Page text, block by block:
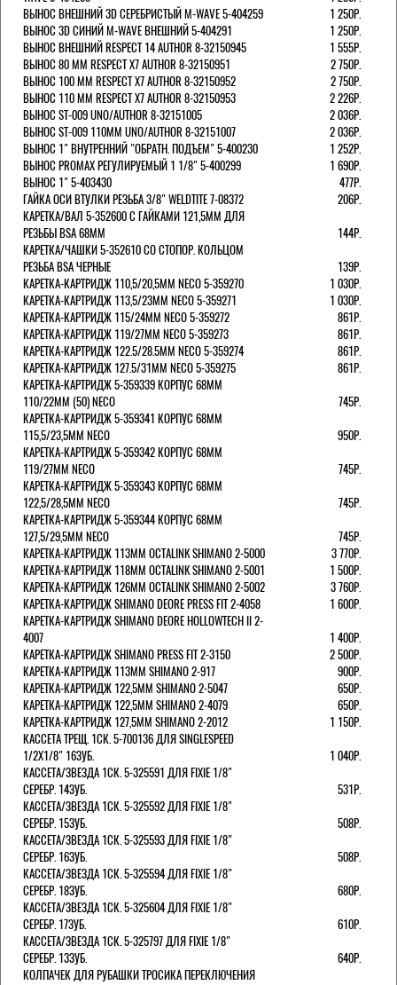
ВЫНОС ВНЕШНИЙ 3D СЕРЕБРИСТЫЙ M-WAVE 5-404259
1 250Р.
ВЫНОС 3D СИНИЙ M-WAVE ВНЕШНИЙ 5-404291
1 250Р.
ВЫНОС ВНЕШНИЙ RESPECT 14 AUTHOR 8-32150945
1 555Р.
ВЫНОС 80 ММ RESPECT Х7 AUTHOR 8-32150951
2 750Р.
ВЫНОС 100 ММ RESPECT Х7 AUTHOR 8-32150952
2 750Р.
ВЫНОС 110 ММ RESPECT Х7 AUTHOR 8-32150953
2 226Р.
ВЫНОС ST-009 UNO/AUTHOR 8-32151005
2 036Р.
ВЫНОС ST-009 110ММ UNO/AUTHOR 8-32151007
2 036Р.
ВЫНОС 1" ВНУТРЕННИЙ "ОБРАТН. ПОДЪЕМ" 5-400230
1 252Р.
ВЫНОС PROMAX РЕГУЛИРУЕМЫЙ 1 1/8" 5-400299
1 690Р.
ВЫНОС 1" 5-403430
477Р.
ГАЙКА ОСИ ВТУЛКИ РЕЗЬБА 3/8" WELDTITE 7-08372
206Р.
КАРЕТКА/ВАЛ 5-352600 С ГАЙКАМИ 121,5ММ ДЛЯ
РЕЗЬБЫ BSA 68ММ
144Р.
КАРЕТКА/ЧАШКИ 5-352610 СО СТОПОР. КОЛЬЦОМ
РЕЗЬБА BSA ЧЕРНЫЕ
139Р.
КАРЕТКА-КАРТРИДЖ 110,5/20,5ММ NECO 5-359270
1 030Р.
КАРЕТКА-КАРТРИДЖ 113,5/23ММ NECO 5-359271
1 030Р.
КАРЕТКА-КАРТРИДЖ 115/24ММ NECO 5-359272
861Р.
КАРЕТКА-КАРТРИДЖ 119/27ММ NECO 5-359273
861Р.
КАРЕТКА-КАРТРИДЖ 122.5/28.5ММ NECO 5-359274
861Р.
КАРЕТКА-КАРТРИДЖ 127.5/31ММ NECO 5-359275
861Р.
КАРЕТКА-КАРТРИДЖ 5-359339 КОРПУС 68ММ
110/22ММ (50) NECO
745Р.
КАРЕТКА-КАРТРИДЖ 5-359341 КОРПУС 68ММ
115,5/23,5ММ NECO
950Р.
КАРЕТКА-КАРТРИДЖ 5-359342 КОРПУС 68ММ
119/27ММ NECO
745Р.
КАРЕТКА-КАРТРИДЖ 5-359343 КОРПУС 68ММ
122,5/28,5ММ NECO
745Р.
КАРЕТКА-КАРТРИДЖ 5-359344 КОРПУС 68ММ
127,5/29,5ММ NECO
745Р.
КАРЕТКА-КАРТРИДЖ 113ММ OCTALINK SHIMANO 2-5000
3 770Р.
КАРЕТКА-КАРТРИДЖ 118ММ OCTALINK SHIMANO 2-5001
1 500Р.
КАРЕТКА-КАРТРИДЖ 126ММ OCTALINK SHIMANO 2-5002
3 760Р.
КАРЕТКА-КАРТРИДЖ SHIMANO DEORE PRESS FIT 2-4058
1 600Р.
КАРЕТКА-КАРТРИДЖ SHIMANO DEORE HOLLOWTECH II 2-
4007
1 400Р.
КАРЕТКА-КАРТРИДЖ SHIMANO PRESS FIT 2-3150
2 500Р.
КАРЕТКА-КАРТРИДЖ 113ММ SHIMANO 2-917
900Р.
КАРЕТКА-КАРТРИДЖ 122,5ММ SHIMANO 2-5047
650Р.
КАРЕТКА-КАРТРИДЖ 122,5ММ SHIMANO 2-4079
650Р.
КАРЕТКА-КАРТРИДЖ 127,5ММ SHIMANO 2-2012
1 150Р.
КАССЕТА ТРЕЩ. 1СК. 5-700136 ДЛЯ SINGLESPEED
1/2X1/8" 16ЗУБ.
1 040Р.
КАССЕТА/ЗВЕЗДА 1СК. 5-325591 ДЛЯ FIXIE 1/8"
СЕРЕБР. 14ЗУБ.
531Р.
КАССЕТА/ЗВЕЗДА 1СК. 5-325592 ДЛЯ FIXIE 1/8"
СЕРЕБР. 15ЗУБ.
508Р.
КАССЕТА/ЗВЕЗДА 1СК. 5-325593 ДЛЯ FIXIE 1/8"
СЕРЕБР. 16ЗУБ.
508Р.
КАССЕТА/ЗВЕЗДА 1СК. 5-325594 ДЛЯ FIXIE 1/8"
СЕРЕБР. 18ЗУБ.
680Р.
КАССЕТА/ЗВЕЗДА 1СК. 5-325604 ДЛЯ FIXIE 1/8"
СЕРЕБР. 17ЗУБ.
610Р.
КАССЕТА/ЗВЕЗДА 1СК. 5-325797 ДЛЯ FIXIE 1/8"
СЕРЕБР. 13ЗУБ.
640Р.
КОЛПАЧЕК ДЛЯ РУБАШКИ ТРОСИКА ПЕРЕКЛЮЧЕНИЯ